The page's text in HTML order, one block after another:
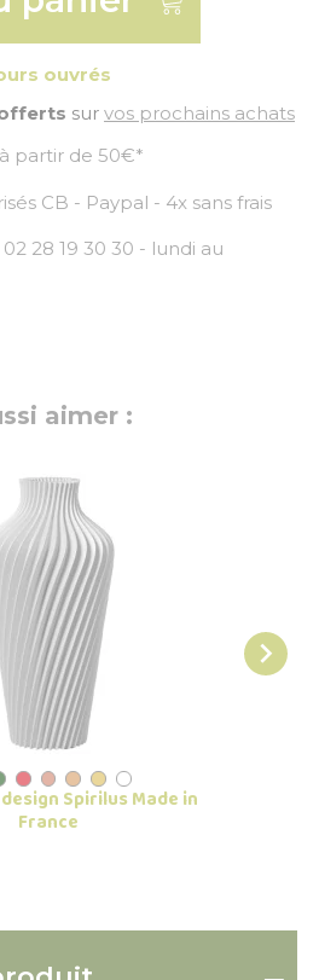
ouvrés
sur vos prochains achats
partir de 50€*
CB - Paypal - 4x sans frais
28 19 30 30 - lundi au
aimer :
Spirilus Made in
France
